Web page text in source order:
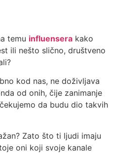
temu influensera kako
ili nešto slično, društveno
kod nas, ne doživljava
od onih, čije zanimanje
da budu dio takvih
Zato što ti ljudi imaju
oni koji svoje kanale